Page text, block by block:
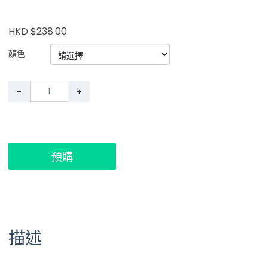
HKD $238.00
顏色
- +
預購
描述